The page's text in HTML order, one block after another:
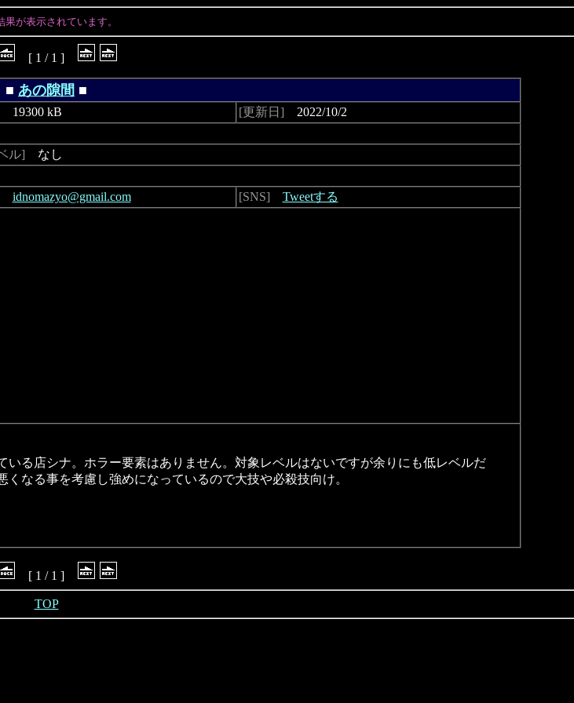
果が表示されています。
[ 1 / 1 ]
■ あの隙間 ■
19300 kB [更新日] 2022/10/2
ル] なし
idnomazyo@gmail.com [SNS]
Tweetする
る店シナ。ホラー要素はありません。対象レベルはないですが余りにも低レベルだ
なる事を考慮し強めになっているので大技や必殺技向け。
[ 1 / 1 ]
TOP